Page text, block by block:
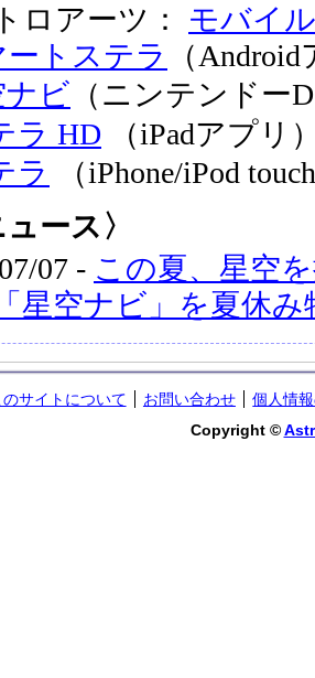
ロアーツ： モバイ
ートステラ
（
ビ （ニンテンドー
ラ HD （iPadアプリ
ラ
（iPhone/iPod
ース〉
07 - この夏、星空
星空ナビ」を夏休み
のサイトについて お問い合わせ
個人情
Copyright ©